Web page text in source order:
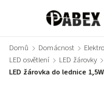
Domů / Domácnost /
LED osvětlení / LED žárovky /
LED žárovka do lednice 1,5W